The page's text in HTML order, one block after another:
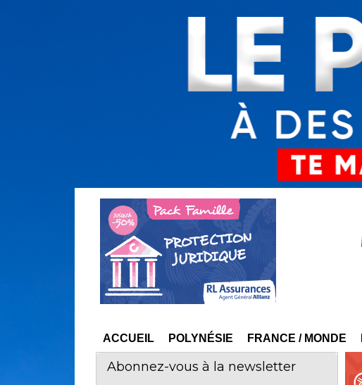
ACCUEIL POLYNÉSIE FRANCE / MONDE
Abonnez-vous à la newsletter